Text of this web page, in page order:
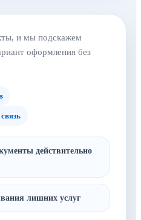
и мы подскажем
оформления без
действительно
лишних услуг